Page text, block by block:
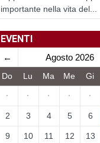
importante nella vita del...
EVENTI
← Agosto 2026
Do Lu Ma Me Gi
· · · · ·
2 3 4 5 6
9 10 11 12 13